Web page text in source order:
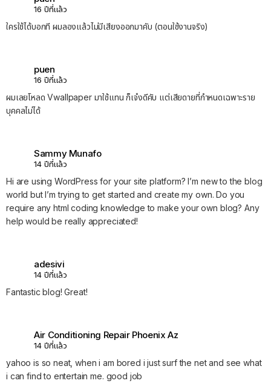
16 ปีที่แล้ว
ใครใช้ได้บอกที ผมลองแล้วไม่มีเสียงออกมาคับ (ตอนใช้งานจริง)
puen
16 ปีที่แล้ว
ผมเลยโหลด Vwallpaper มาใช้แทน ก็เจ๋งดีคับ แต่เสียดายที่กำหนดเฉพาะราย
บุคคลไม่ได้
Sammy Munafo
14 ปีที่แล้ว
Hi are using WordPress for your site platform? I’m new to the blog
world but I’m trying to get started and create my own. Do you
require any html coding knowledge to make your own blog? Any
help would be really appreciated!
adesivi
14 ปีที่แล้ว
Fantastic blog! Great!
Air Conditioning Repair Phoenix Az
14 ปีที่แล้ว
yahoo is so neat, when i am bored i just surf the net and see what
i can find to entertain me. good job